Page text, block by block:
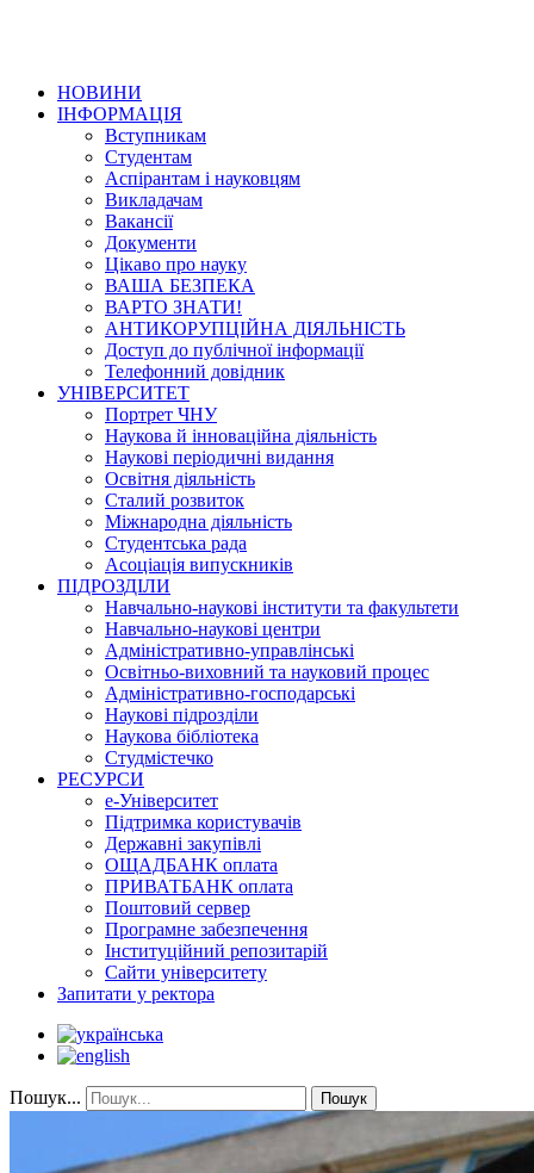
НОВИНИ
ІНФОРМАЦІЯ
Вступникам
Студентам
Аспірантам і науковцям
Викладачам
Вакансії
Документи
Цікаво про науку
ВАША БЕЗПЕКА
ВАРТО ЗНАТИ!
АНТИКОРУПЦІЙНА ДІЯЛЬНІСТЬ
Доступ до публічної інформації
Телефонний довідник
УНІВЕРСИТЕТ
Портрет ЧНУ
Наукова й інноваційна діяльність
Наукові періодичні видання
Освітня діяльність
Сталий розвиток
Міжнародна діяльність
Студентська рада
Асоціація випускників
ПІДРОЗДІЛИ
Навчально-наукові інститути та факультети
Навчально-наукові центри
Адміністративно-управлінські
Освітньо-виховний та науковий процес
Адміністративно-господарські
Наукові підрозділи
Наукова бібліотека
Студмістечко
РЕСУРСИ
е-Університет
Підтримка користувачів
Державні закупівлі
ОЩАДБАНК оплата
ПРИВАТБАНК оплата
Поштовий сервер
Програмне забезпечення
Інституційний репозитарій
Сайти університету
Запитати у ректора
Пошук... Пошук